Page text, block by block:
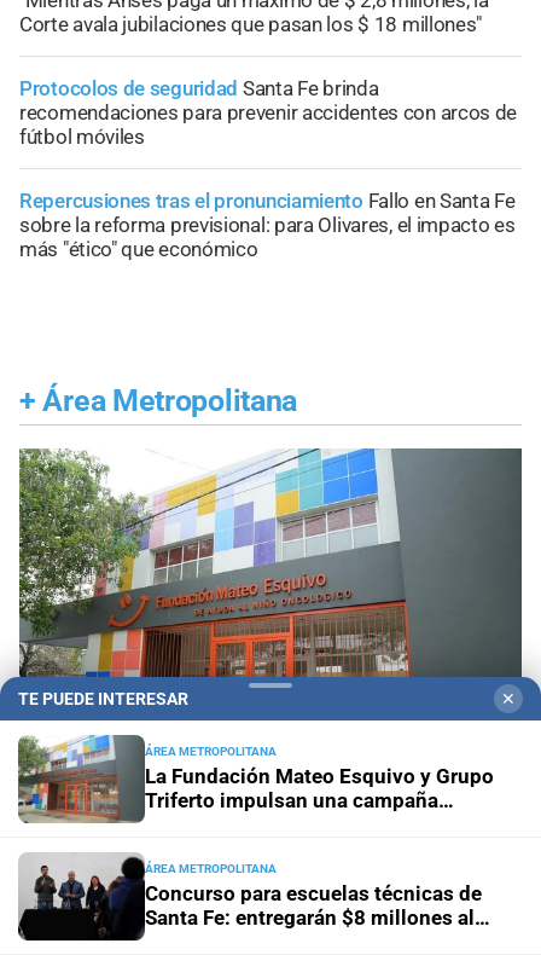
Corte avala jubilaciones que pasan los $ 18 millones"
Protocolos de seguridad Santa Fe brinda
recomendaciones para prevenir accidentes con arcos de
fútbol móviles
Repercusiones tras el pronunciamiento Fallo en Santa Fe
sobre la reforma previsional: para Olivares, el impacto es
más "ético" que económico
+ Área Metropolitana
Durante el Mes de las Infancias
La Fundación
Mateo Esquivo y Grupo Triferto impulsan una
campaña solidaria para equipar su nueva ala y
seguir acompañando a niños con cáncer
TE PUEDE INTERESAR ✕
ÁREA METROPOLITANA
La Fundación Mateo Esquivo y Grupo
Triferto impulsan una campaña
cáncer
ÁREA METROPOLITANA
Concurso para escuelas técnicas de
Santa Fe: entregarán $8 millones al